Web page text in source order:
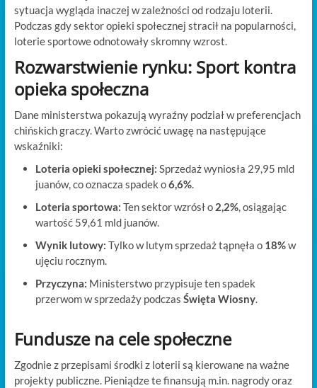
sytuacja wygląda inaczej w zależności od rodzaju loterii.
Podczas gdy sektor opieki społecznej stracił na popularności,
loterie sportowe odnotowały skromny wzrost.
Rozwarstwienie rynku: Sport kontra
opieka społeczna
Dane ministerstwa pokazują wyraźny podział w preferencjach
chińskich graczy. Warto zwrócić uwagę na następujące
wskaźniki:
Loteria opieki społecznej: Sprzedaż wyniosła 29,95 mld
juanów, co oznacza spadek o6,6%.
Loteria sportowa: Ten sektor wzrósł o 2,2%, osiągając
wartość 59,61 mld juanów.
Wynik lutowy: Tylko w lutym sprzedaż tąpnęła o 18%w
ujęciu rocznym.
Przyczyna: Ministerstwo przypisuje ten spadek
przerwom w sprzedaży podczas Święta Wiosny.
Fundusze na cele społeczne
Zgodnie z przepisami środki z loterii są kierowane na ważne
projekty publiczne. Pieniądze te finansują m.in. nagrody oraz